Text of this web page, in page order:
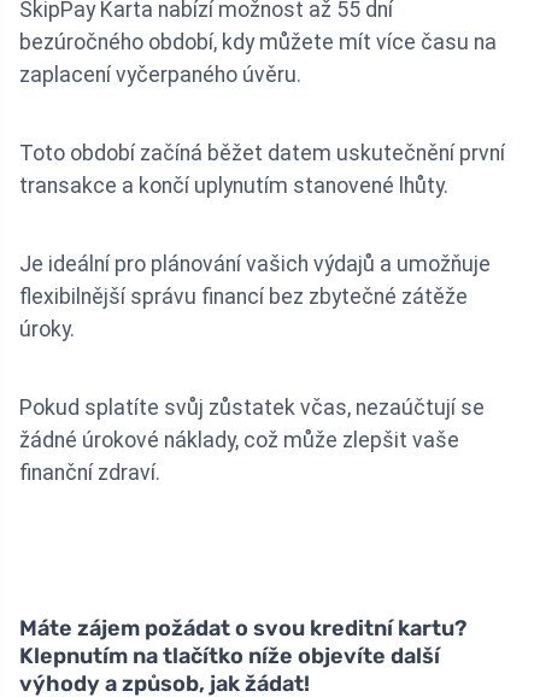
SkipPay Karta nabízí možnost až 55 dní
bezúročného období, kdy můžete mít více času na
zaplacení vyčerpaného úvěru.
Toto období začíná běžet datem uskutečnění první
transakce a končí uplynutím stanovené lhůty.
Je ideální pro plánování vašich výdajů a umožňuje
flexibilnější správu financí bez zbytečné zátěže
úroky.
Pokud splatíte svůj zůstatek včas, nezaúčtují se
žádné úrokové náklady, což může zlepšit vaše
finanční zdraví.
Máte zájem požádat o svou kreditní kartu?
Klepnutím na tlačítko níže objevíte další
výhody a způsob, jak žádat!